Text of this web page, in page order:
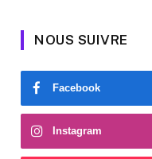
NOUS SUIVRE
Facebook
Instagram